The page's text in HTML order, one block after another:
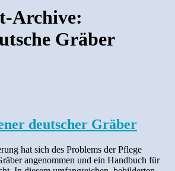
Archive:
Gräber
deutscher Gräber
hat sich des Problems der Pflege
angenommen und ein Handbuch für